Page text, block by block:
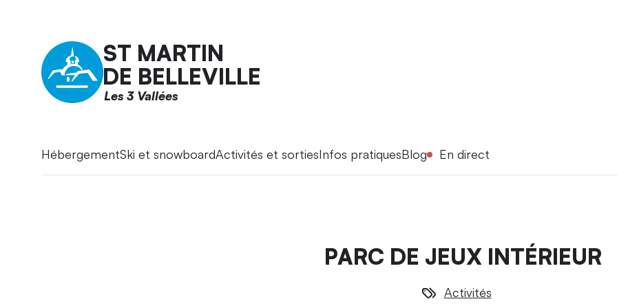
ST MARTIN
DE BELLEVILLE
Les 3 Vallées
HébergementSki et snowboardActivités et sortiesInfos pratiquesBlog En direct
PARC DE JEUX INTÉRIEUR
Activités